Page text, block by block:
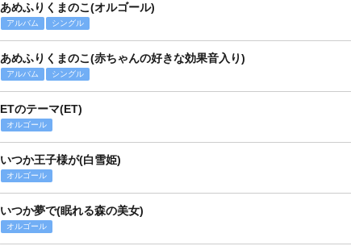
あめふりくまのこ(オルゴール)
アルバム シングル
あめふりくまのこ(赤ちゃんの好きな効果音入り)
アルバム シングル
ETのテーマ(ET)
オルゴール
いつか王子様が(白雪姫)
オルゴール
いつか夢で(眠れる森の美女)
オルゴール